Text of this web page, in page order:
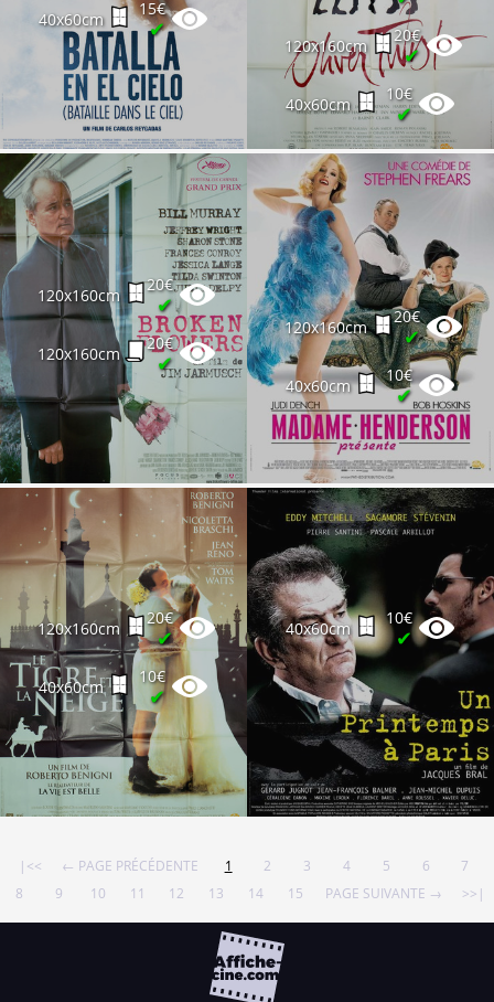
40x60cm
15€
✔
120x160cm
20€
✔
40x60cm
10€
✔
120x160cm
20€
✔
120x160cm
20€
✔
120x160cm
20€
✔
40x60cm
10€
✔
120x160cm
20€
✔
40x60cm
10€
✔
40x60cm
10€
✔
|<< ← PAGE PRÉCÉDENTE 1 2 3 4 5 6
7
8
9 10 11 12 13 14 15 PAGE SUIVANTE → >>|